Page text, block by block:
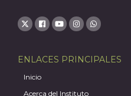
ENLACES PRINCIPALES
Inicio
Acerca del Instituto